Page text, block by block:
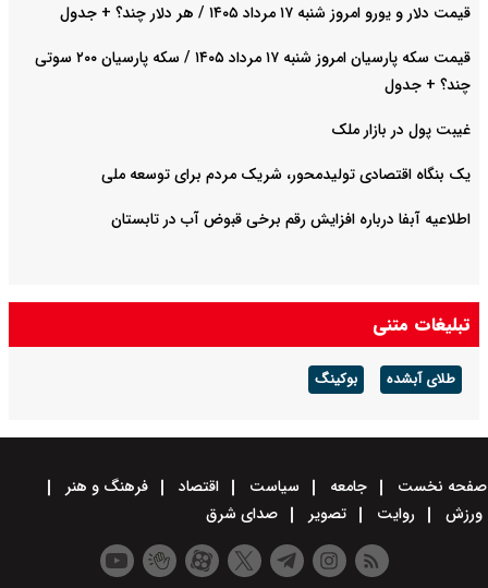
قیمت دلار و یورو امروز شنبه ۱۷ مرداد ۱۴۰۵ / هر دلار چند؟ + جدول
قیمت سکه پارسیان امروز شنبه ۱۷ مرداد ۱۴۰۵ / سکه پارسیان ۲۰۰ سوتی
چند؟ + جدول
غیبت پول در بازار ملک
یک بنگاه اقتصادی تولیدمحور، شریک مردم برای توسعه ملی
اطلاعیه آبفا درباره افزایش رقم برخی قبوض آب در تابستان
تبلیغات متنی
طلای آبشده بوکینگ
صفحه نخست جامعه سیاست اقتصاد
فرهنگ و هنر
ورزش
روایت تصویر صدای شرق